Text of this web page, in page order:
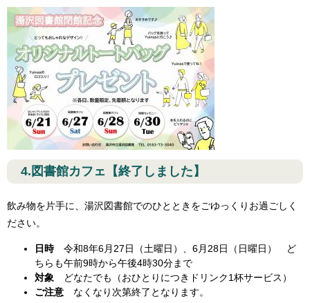
4.図書館カフェ【終了しました】
飲み物を片手に、湯沢図書館でのひとときをごゆっくりお過ごしく
ださい。
日時 令和8年6月27日（土曜日）、6月28日（日曜日） ど
ちらも午前9時から午後4時30分まで
対象
どなたでも（おひとりにつきドリンク1杯サービス）
ご注意 なくなり次第終了となります。